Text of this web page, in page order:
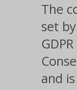
The
set
and